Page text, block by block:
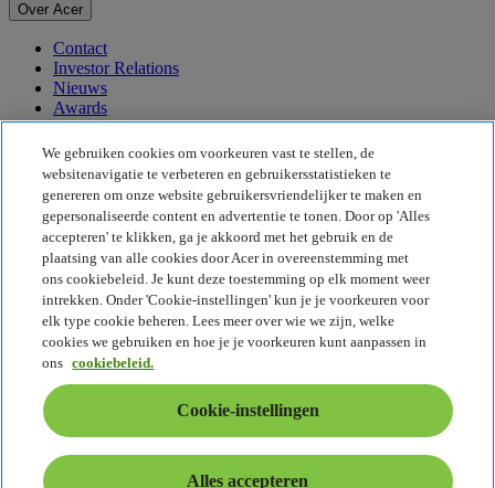
Over Acer
Contact
Investor Relations
Nieuws
Awards
Evenementen
Duurzaamheid
Duurzaamheid
Maatschappelijk verantwoord ondernemen
De CO2-voetafdruk van het product
Project Humanity
Earthion
Privacybeleid
Cookiebeleid
Juridische informatie
Aanvullende juridische informatie
Toegankelijkheidsbeleid
Cookie-instellingen
België - Nederlands
We gebruiken cookies om voorkeuren vast te stellen, de
websitenavigatie te verbeteren en gebruikersstatistieken te
genereren om onze website gebruikersvriendelijker te maken en
gepersonaliseerde content en advertentie te tonen. Door op 'Alles
accepteren' te klikken, ga je akkoord met het gebruik en de
plaatsing van alle cookies door Acer in overeenstemming met
ons cookiebeleid. Je kunt deze toestemming op elk moment weer
intrekken. Onder 'Cookie-instellingen' kun je je voorkeuren voor
elk type cookie beheren. Lees meer over wie we zijn, welke
cookies we gebruiken en hoe je je voorkeuren kunt aanpassen in
ons cookiebeleid.
Cookie-instellingen
Alles accepteren